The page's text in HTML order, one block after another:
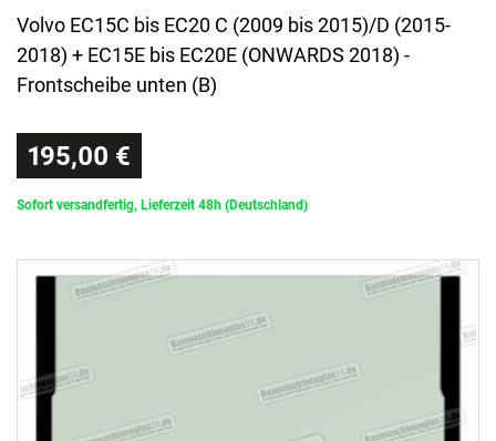
Volvo EC15C bis EC20 C (2009 bis 2015)/D (2015-
2018) + EC15E bis EC20E (ONWARDS 2018) -
Frontscheibe unten (B)
195,00 €
Sofort versandfertig, Lieferzeit 48h (Deutschland)